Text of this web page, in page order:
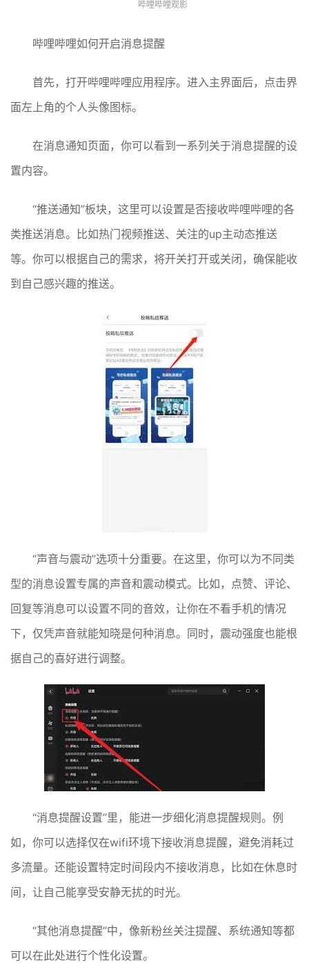
哔哩哔哩观影
哔哩哔哩如何开启消息提醒
首先，打开哔哩哔哩应用程序。进入主界面后，点击界
面左上角的个人头像图标。
在消息通知页面，你可以看到一系列关于消息提醒的设
置内容。
“推送通知”板块，这里可以设置是否接收哔哩哔哩的各
类推送消息。比如热门视频推送、关注的up主动态推送
等。你可以根据自己的需求，将开关打开或关闭，确保能收
到自己感兴趣的推送。
“声音与震动”选项十分重要。在这里，你可以为不同类
型的消息设置专属的声音和震动模式。比如，点赞、评论、
回复等消息可以设置不同的音效，让你在不看手机的情况
下，仅凭声音就能知晓是何种消息。同时，震动强度也能根
据自己的喜好进行调整。
“消息提醒设置”里，能进一步细化消息提醒规则。例
如，你可以选择仅在wifi环境下接收消息提醒，避免消耗过
多流量。还能设置特定时间段内不接收消息，比如在休息时
间，让自己能享受安静无扰的时光。
“其他消息提醒”中，像新粉丝关注提醒、系统通知等都
可以在此处进行个性化设置。